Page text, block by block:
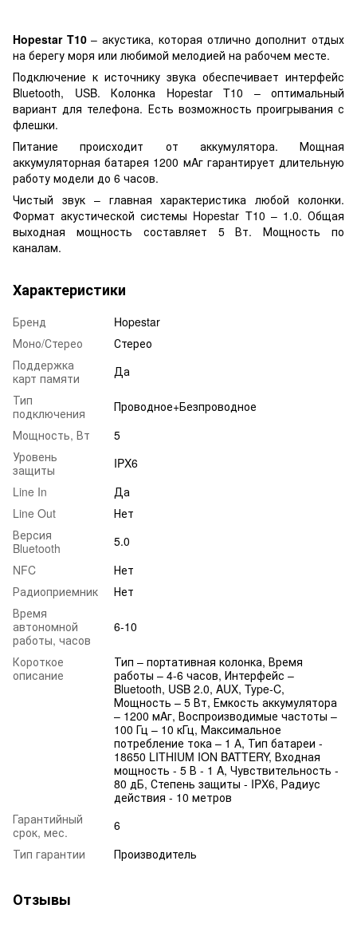
Hopestar T10– акустика, которая отлично дополнит отдых
на берегу моря или любимой мелодией на рабочем месте.
Подключение к источнику звука обеспечивает интерфейс
Bluetooth, USB. Колонка Hopestar T10 – оптимальный
вариант для телефона. Есть возможность проигрывания с
флешки.
Питание происходит от аккумулятора. Мощная
аккумуляторная батарея 1200 мAг гарантирует длительную
работу модели до 6 часов.
Чистый звук – главная характеристика любой колонки.
Формат акустической системы Hopestar T10 – 1.0. Общая
выходная мощность составляет 5 Вт. Мощность по
каналам.
Характеристики
Бренд
Hopestar
Моно/Стерео
Стерео
Поддержка
карт памяти
Да
Тип
подключения
Проводное+Безпроводное
Мощность, Вт
5
Уровень
защиты
IPX6
Line In
Да
Line Out
Нет
Версия
Bluetooth
5.0
NFC
Нет
Радиоприемник
Нет
Время
автономной
работы, часов
6-10
Короткое
описание
Тип – портативная колонка, Время
работы – 4-6 часов, Интерфейс –
Bluetooth, USB 2.0, AUX, Type-C,
Мощность – 5 Вт, Емкость аккумулятора
– 1200 мAг, Воспроизводимые частоты –
100 Гц – 10 кГц, Максимальное
потребление тока – 1 А, Тип батареи -
18650 LITHIUM ION BATTERY, Входная
мощность - 5 В - 1 A, Чувствительность -
80 дБ, Степень защиты - IPX6, Радиус
действия - 10 метров
Гарантийный
срок, мес.
6
Тип гарантии
Производитель
Отзывы